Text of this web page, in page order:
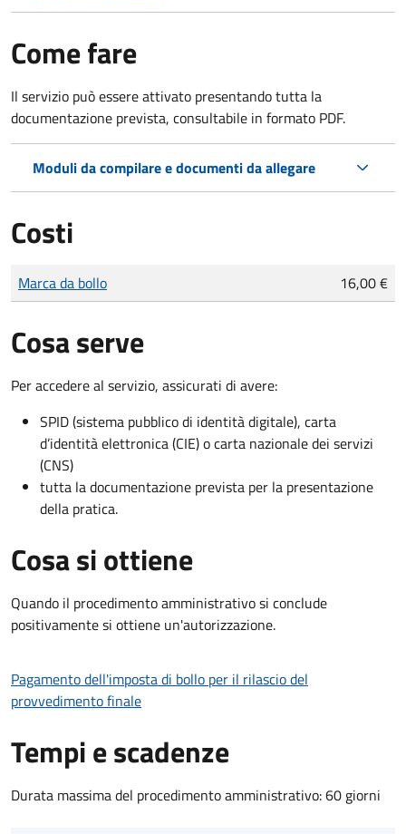
Come fare
Il servizio può essere attivato presentando tutta la
documentazione prevista, consultabile in formato PDF.
Moduli da compilare e documenti da allegare
Costi
Tipo di pagamento
Importo
Marca da bollo 16,00 €
Cosa serve
Per accedere al servizio, assicurati di avere:
SPID (sistema pubblico di identità digitale), carta
d’identità elettronica (CIE) o carta nazionale dei servizi
(CNS)
tutta la documentazione prevista per la presentazione
della pratica.
Cosa si ottiene
Quando il procedimento amministrativo si conclude
positivamente si ottiene un'autorizzazione.
Pagamento dell'imposta di bollo per il rilascio del
provvedimento finale
Tempi e scadenze
Durata massima del procedimento amministrativo: 60 giorni